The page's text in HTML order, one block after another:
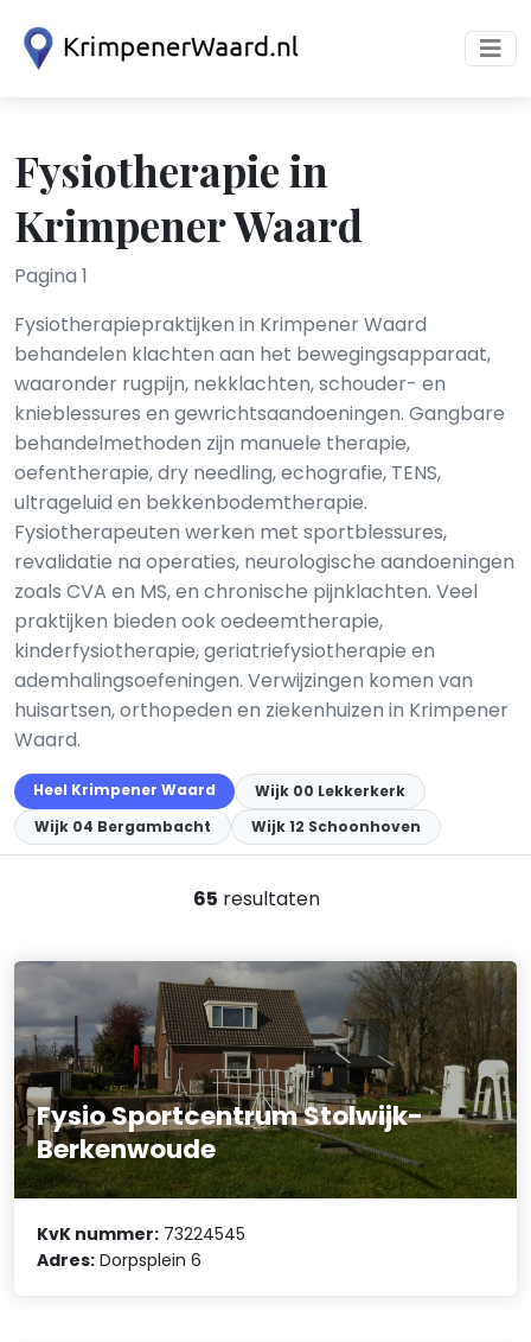
Fysiotherapie in
Krimpener Waard
Pagina 1
Fysiotherapiepraktijken in Krimpener Waard
behandelen klachten aan het bewegingsapparaat,
waaronder rugpijn, nekklachten, schouder- en
knieblessures en gewrichtsaandoeningen. Gangbare
behandelmethoden zijn manuele therapie,
oefentherapie, dry needling, echografie, TENS,
ultrageluid en bekkenbodemtherapie.
Fysiotherapeuten werken met sportblessures,
revalidatie na operaties, neurologische aandoeningen
zoals CVA en MS, en chronische pijnklachten. Veel
praktijken bieden ook oedeemtherapie,
kinderfysiotherapie, geriatriefysiotherapie en
ademhalingsoefeningen. Verwijzingen komen van
huisartsen, orthopeden en ziekenhuizen in Krimpener
Waard.
Heel Krimpener Waard
Wijk 00 Lekkerkerk
Wijk 04 Bergambacht
Wijk 12 Schoonhoven
65 resultaten
Fysio Sportcentrum Stolwijk-
Berkenwoude
KvK nummer: 73224545
Adres: Dorpsplein 6